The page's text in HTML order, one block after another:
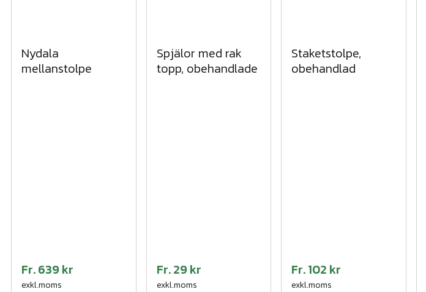
Nydala
mellanstolpe
Fr.639 kr
exkl.moms
Spjälor med rak
topp, obehandlade
Fr.29 kr
exkl.moms
Staketstolpe,
obehandlad
Fr.102 kr
exkl.moms